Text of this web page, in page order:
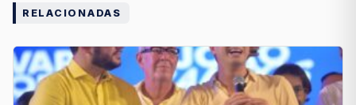
RELACIONADAS